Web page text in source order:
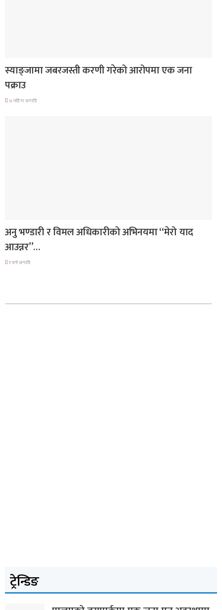
स्याङ्जामा जबरजस्ती करणी गरेको आरोपमा एक जना
पक्राउ
७ महिना अगाडि
अनु भण्डारी र विमल अधिकारीको अभिनयमा “मेरो याद
आउन्नर”…
१ वर्ष अगाडि
ट्रेन्डिङ